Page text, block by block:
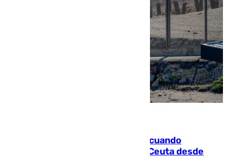
Fallece un joven tras caer al mar cuando
intentaba entrar en parapente a Ceuta desde